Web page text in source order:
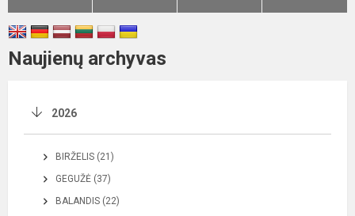
Naujienų archyvas
2026
BIRŽELIS (21)
GEGUŽĖ (37)
BALANDIS (22)